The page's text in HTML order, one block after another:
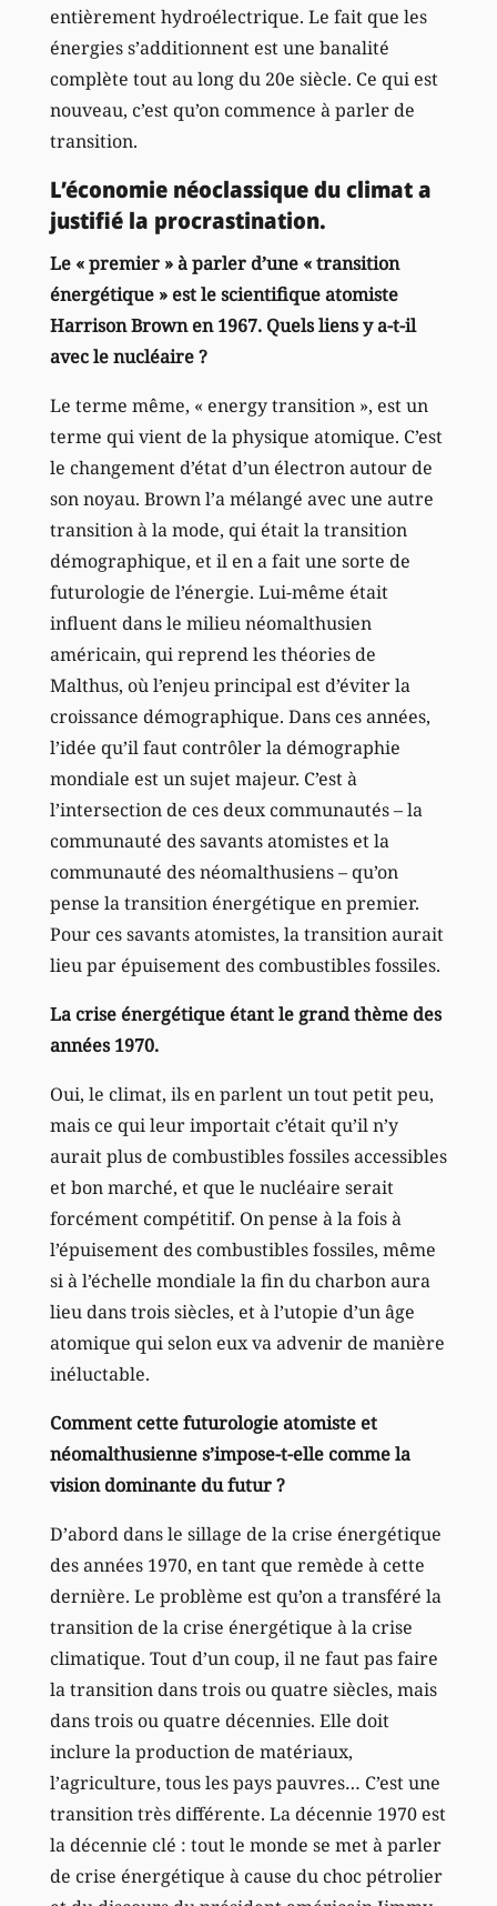
entièrement hydroélectrique. Le fait que les
énergies s’additionnent est une banalité
complète tout au long du 20e siècle. Ce qui est
nouveau, c’est qu’on commence à parler de
transition.
L’économie néoclassique du climat a
justifié la procrastination.
Le « premier » à parler d’une « transition
énergétique » est le scientifique atomiste
Harrison Brown en 1967. Quels liens y a-t-il
avec le nucléaire ?
Le terme même, « energy transition », est un
terme qui vient de la physique atomique. C’est
le changement d’état d’un électron autour de
son noyau. Brown l’a mélangé avec une autre
transition à la mode, qui était la transition
démographique, et il en a fait une sorte de
futurologie de l’énergie. Lui-même était
influent dans le milieu néomalthusien
américain, qui reprend les théories de
Malthus, où l’enjeu principal est d’éviter la
croissance démographique. Dans ces années,
l’idée qu’il faut contrôler la démographie
mondiale est un sujet majeur. C’est à
l’intersection de ces deux communautés – la
communauté des savants atomistes et la
communauté des néomalthusiens – qu’on
pense la transition énergétique en premier.
Pour ces savants atomistes, la transition aurait
lieu par épuisement des combustibles fossiles.
La crise énergétique étant le grand thème des
années 1970.
Oui, le climat, ils en parlent un tout petit peu,
mais ce qui leur importait c’était qu’il n’y
aurait plus de combustibles fossiles accessibles
et bon marché, et que le nucléaire serait
forcément compétitif. On pense à la fois à
l’épuisement des combustibles fossiles, même
si à l’échelle mondiale la fin du charbon aura
lieu dans trois siècles, et à l’utopie d’un âge
atomique qui selon eux va advenir de manière
inéluctable.
Comment cette futurologie atomiste et
néomalthusienne s’impose-t-elle comme la
vision dominante du futur ?
D’abord dans le sillage de la crise énergétique
des années 1970, en tant que remède à cette
dernière. Le problème est qu’on a transféré la
transition de la crise énergétique à la crise
climatique. Tout d’un coup, il ne faut pas faire
la transition dans trois ou quatre siècles, mais
dans trois ou quatre décennies. Elle doit
inclure la production de matériaux,
l’agriculture, tous les pays pauvres… C’est une
transition très différente. La décennie 1970 est
la décennie clé : tout le monde se met à parler
de crise énergétique à cause du choc pétrolier